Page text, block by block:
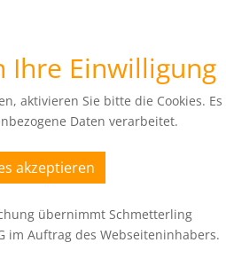
Ihre Einwilligung
aktivieren Sie bitte die Cookies. Es
Daten verarbeitet.
akzeptieren
übernimmt Schmetterling
im Auftrag des Webseiteninhabers.